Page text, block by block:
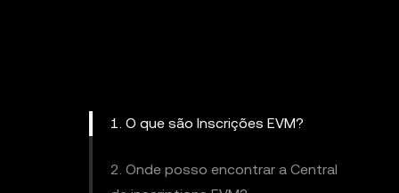
1. O que são Inscrições EVM?
2. Onde posso encontrar a Central